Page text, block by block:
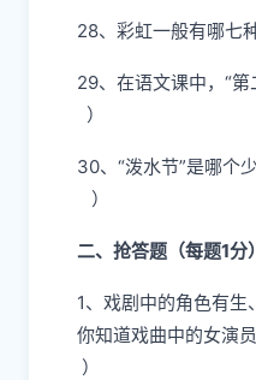
28、彩虹一般有哪
29、在语文课中，“
）
30、“泼水节”是哪个
）
二、抢答题（每题1分）
1、戏剧中的角色有生
你知道戏曲中的女演
）